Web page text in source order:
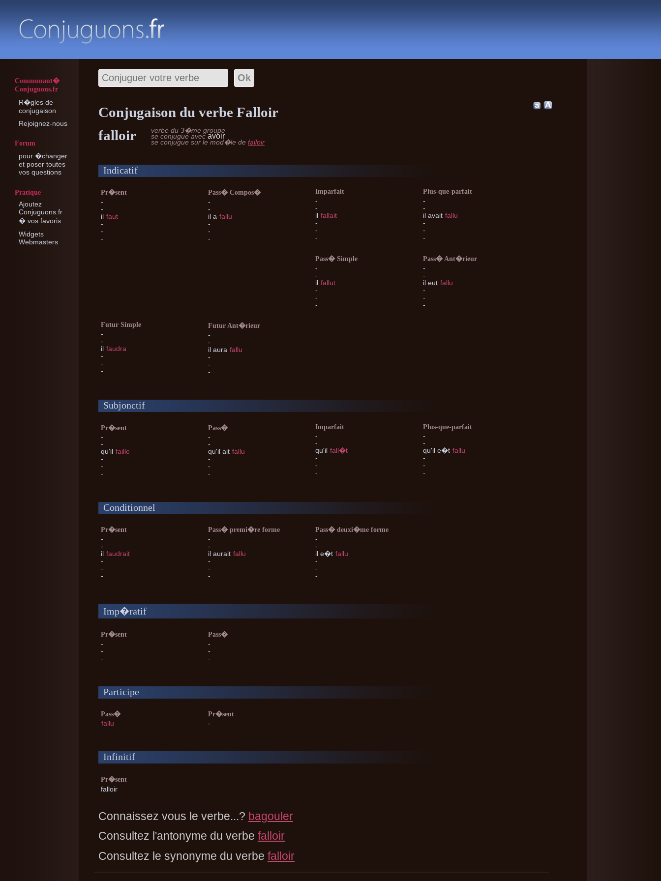
Communaut�
Conjuguons.fr
R�gles de
conjugaison
Rejoignez-nous
Forum
pour �changer
et poser toutes
vos questions
Pratique
Ajoutez
Conjuguons.fr
� vos favoris
Widgets
Webmasters
Conjugaison du verbe Falloir
falloir
verbe du 3�me groupe
se conjugue avecavoir
se conjugue sur le mod�le de falloir
Indicatif
Pr�sent
-
-
il faut
-
-
-
Pass� Compos�
-
-
il a fallu
-
-
-
Imparfait
-
-
il fallait
-
-
-
Plus-que-parfait
-
-
ilavait fallu
-
-
-
Pass� Simple
-
-
il fallut
-
-
-
Pass� Ant�rieur
-
-
ileut fallu
-
-
-
Futur Simple
-
-
il faudra
-
-
-
Futur Ant�rieur
-
-
il aura fallu
-
-
-
Subjonctif
Pr�sent
-
-
qu'il faille
-
-
-
Pass�
-
-
qu'il ait fallu
-
-
-
Imparfait
-
-
qu'il fall�t
-
-
-
Plus-que-parfait
-
-
qu'ile�t fallu
-
-
-
Conditionnel
Pr�sent
-
-
il faudrait
-
-
-
Pass� premi�re forme
-
-
il aurait fallu
-
-
-
Pass� deuxi�me forme
-
-
il e�t fallu
-
-
-
Imp�ratif
Pr�sent
-
-
-
Pass�
-
-
-
Participe
Pass�
fallu
Pr�sent
-
Infinitif
Pr�sent
falloir
Connaissez vous le verbe...? bagouler
Consultez l'antonyme du verbe falloir
Consultez le synonyme du verbe falloir